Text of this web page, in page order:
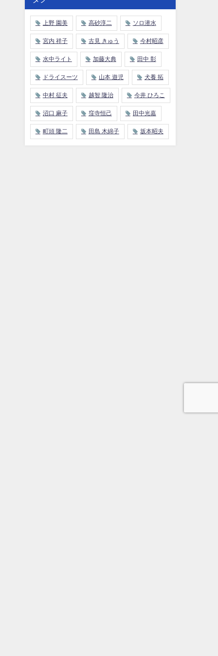
上野 園美 高砂淳二 ソロ潜水
宮内 祥子 古見 きゅう 今村昭彦
水中ライト 加藤大典 田中 彰
ドライスーツ 山本 遊児 犬養 拓
中村 征夫 越智 隆治 今井 ひろこ
沼口 麻子 窪寺恒己 田中光嘉
町頭 隆二 田島 木綿子 坂本昭夫